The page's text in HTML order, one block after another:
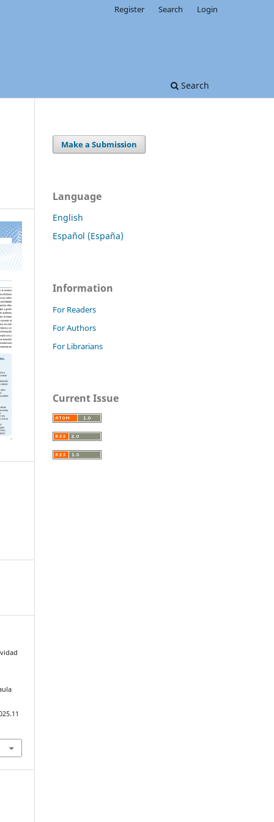
Search
Register Search Login
Make a Submission
Language
English
Español (España)
Information
For Readers
For Authors
For Librarians
Current Issue